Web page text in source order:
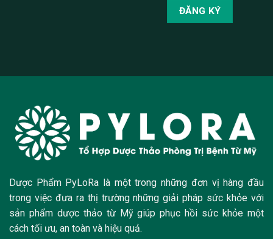
Dược Phẩm PyLoRa là một trong những đơn vị hàng đầu
trong việc đưa ra thị trường những giải pháp sức khỏe với
sản phẩm dược thảo từ Mỹ giúp phục hồi sức khỏe một
cách tối ưu, an toàn và hiệu quả.